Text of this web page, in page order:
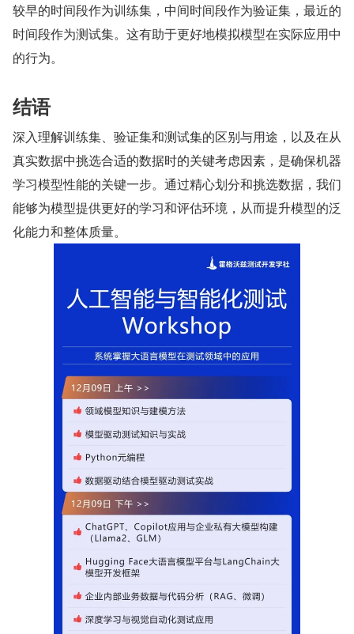
较早的时间段作为训练集，中间时间段作为验证集，最近的
时间段作为测试集。这有助于更好地模拟模型在实际应用中
的行为。
结语
深入理解训练集、验证集和测试集的区别与用途，以及在从
真实数据中挑选合适的数据时的关键考虑因素，是确保机器
学习模型性能的关键一步。通过精心划分和挑选数据，我们
能够为模型提供更好的学习和评估环境，从而提升模型的泛
化能力和整体质量。